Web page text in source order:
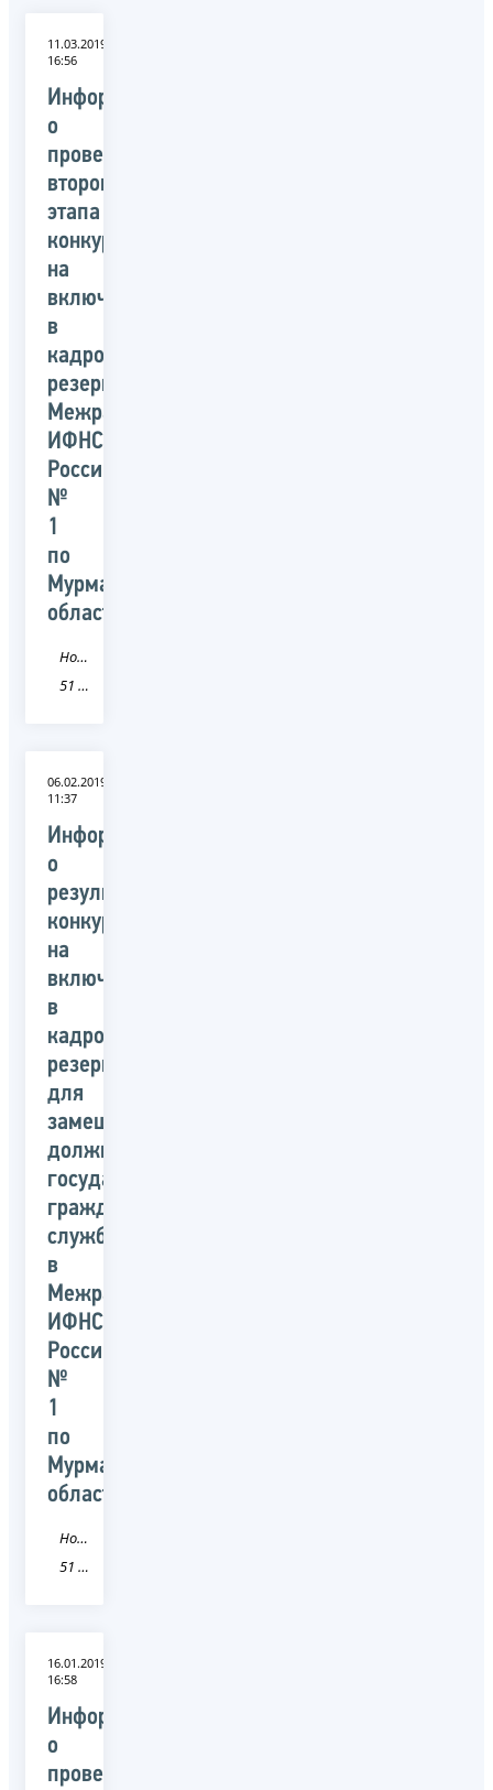
11.03.2019
16:56
Информация
о
проведении
второго
этапа
конкурса
на
включение
в
кадровый
резерв
Межрайонной
ИФНС
России
№
1
по
Мурманской
области
Новость
51 Мурманская область
06.02.2019
11:37
Информация
о
результатах
конкурса
на
включение
в
кадровый
резерв
для
замещения
должностей
государственной
гражданской
службы
в
Межрайонной
ИФНС
России
№
1
по
Мурманской
области
Новость
51 Мурманская область
16.01.2019
16:58
Информация
о
проведении